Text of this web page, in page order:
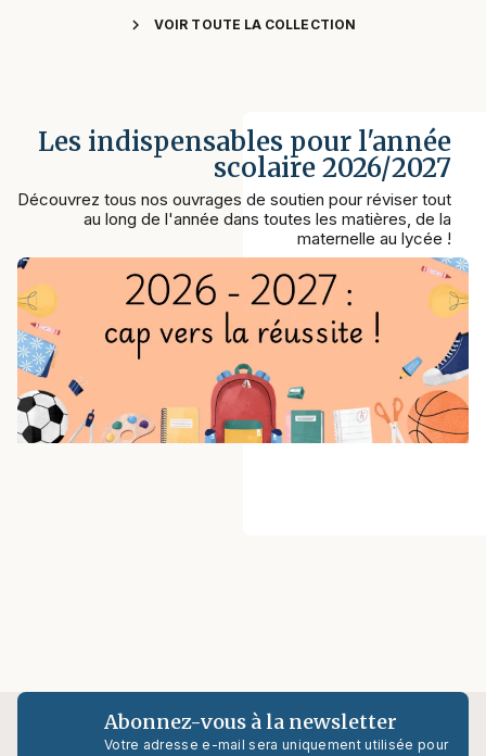
chevron_right VOIR TOUTE LA COLLECTION
Les indispensables pour l'année
scolaire 2026/2027
Découvrez tous nos ouvrages de soutien pour réviser tout
au long de l'année dans toutes les matières, de la
maternelle au lycée !
Abonnez-vous à la newsletter
Votre adresse e-mail sera uniquement utilisée pour